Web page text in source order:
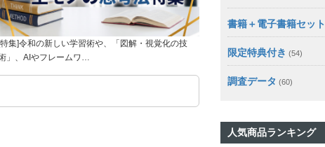
[特集]令和の新しい学習術や、「図解・視覚化の技
」、AIやフレームワ…
書籍＋電子書籍セット
限定特典付き (54)
調査データ (60)
人気商品ランキング